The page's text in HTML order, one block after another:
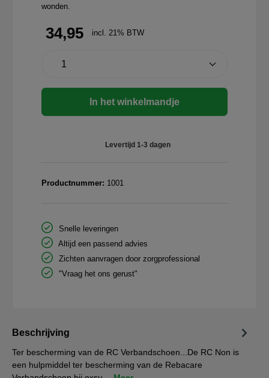
wonden.
34,95 incl. 21% BTW
In het winkelmandje
Levertijd 1-3 dagen
Productnummer: 1001
Snelle leveringen
Altijd een passend advies
Zichten aanvragen door zorgprofessional
"Vraag het ons gerust"
Beschrijving
Ter bescherming van de RC Verbandschoen...De RC Non is
een hulpmiddel ter bescherming van de Rebacare